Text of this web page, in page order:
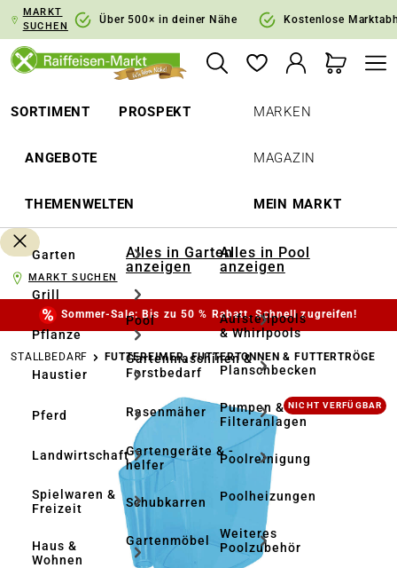
Zur Hauptnavigation springen
MARKT
SUCHEN
Über 500× in deiner Nähe Kostenlose
SORTIMENT PROSPEKT
ANGEBOTE
THEMENWELTEN
MARKEN
MAGAZIN
MEIN MARKT
Garten
Grill
Pflanze
Haustier
Pferd
Landwirtschaft
Spielwaren &
Freizeit
Haus &
Wohnen
Alles in Garten
anzeigen
Pool
Gartenmaschinen &
Forstbedarf
Rasenmäher
Gartengeräte & -
helfer
Schubkarren
Gartenmöbel
Alles in Pool
anzeigen
Aufstellpools
& Whirlpools
Planschbecken
Pumpen &
Filteranlagen
Poolreinigung
Poolheizungen
Weiteres
Poolzubehör
MARKT SUCHEN
Sommer-Sale: Bis zu 50 % Rabatt. Schnell zugreifen!
STALLBEDARF FUTTEREIMER, FUTTERTONNEN & FUTTERTRÖGE
Bildergalerie überspringen NICHT VERFÜGBAR